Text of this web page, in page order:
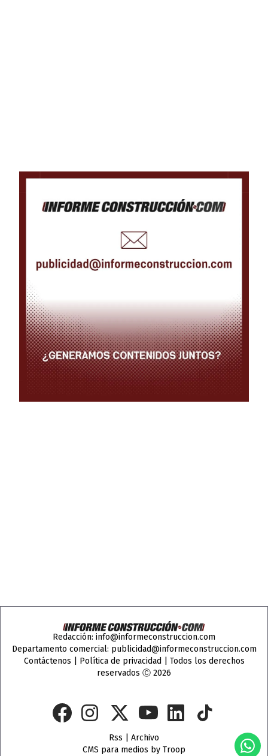
Redacción: info@informeconstruccion.com
Departamento comercial: publicidad@informeconstruccion.com
Contáctenos
Política de privacidad | Todos los derechos
reservados Ⓒ 2026
Rss
Archivo
CMS para medios by Troop